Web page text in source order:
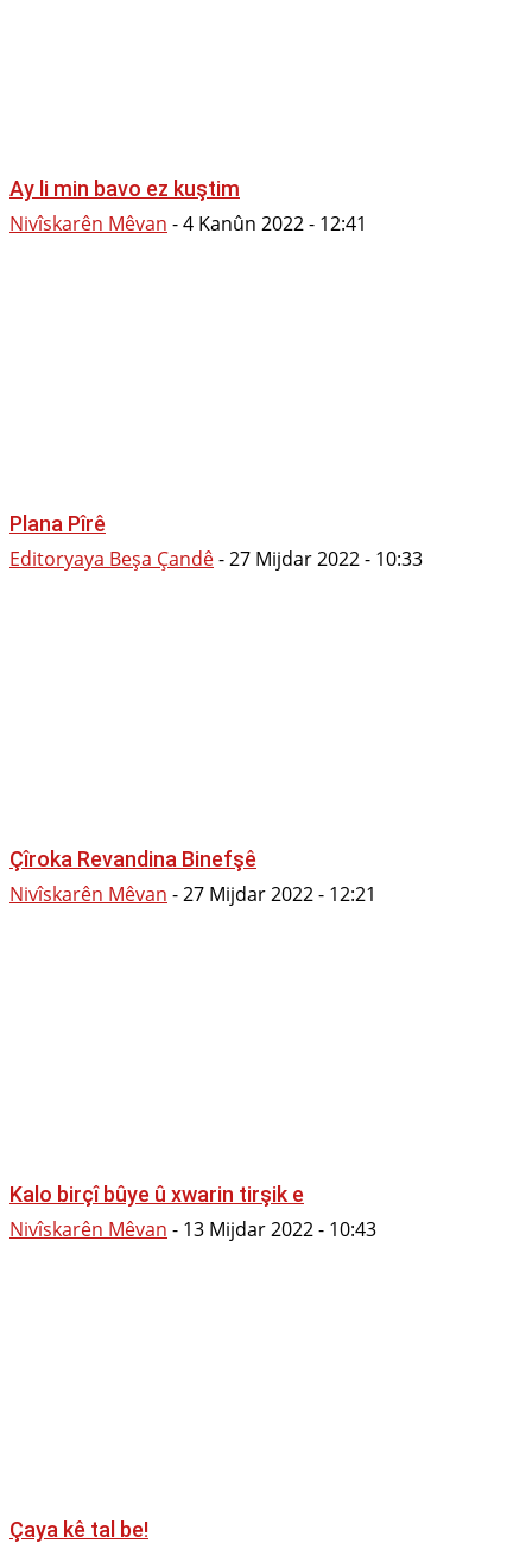
Ay li min bavo ez kuştim
Nivîskarên Mêvan -4 Kanûn 2022 - 12:41
Plana Pîrê
Editoryaya Beşa Çandê-27 Mijdar 2022 - 10:33
Çîroka Revandina Binefşê
Nivîskarên Mêvan -27 Mijdar 2022 - 12:21
Kalo birçî bûye û xwarin tirşik e
Nivîskarên Mêvan - 13 Mijdar 2022 - 10:43
Çaya kê tal be!